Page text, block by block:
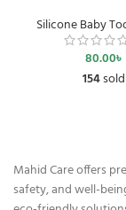
Silicone Baby
80.00৳
154sold
Mahid Care offers
safety, and well-